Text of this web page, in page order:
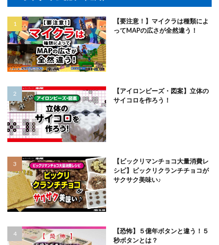
【要注意！】マイクラは種類によ
ってMAPの広さが全然違う！
【アイロンビーズ・図案】立体の
サイコロを作ろう！
【ビックリマンチョコ大量消費レ
シピ】ビックリクランチチョコが
サクサク美味い♪
【恐怖】５億年ボタンと違う！５
秒ボタンとは？